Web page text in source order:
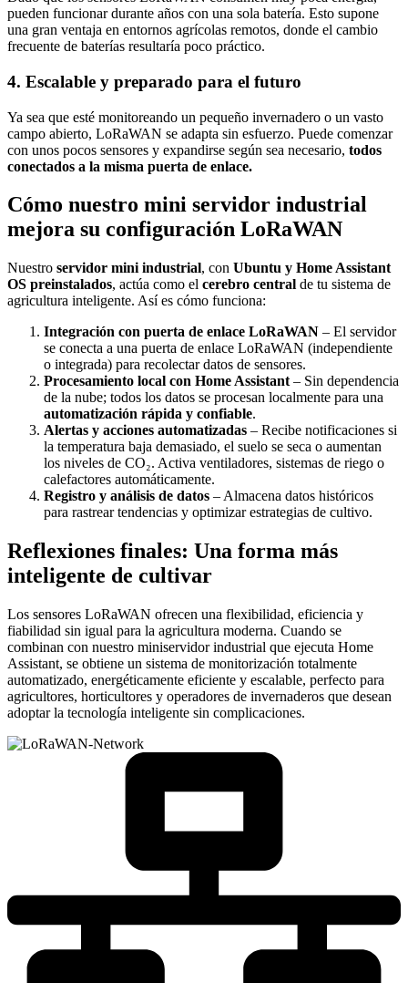
pueden funcionar durante años con una sola batería. Esto supone
una gran ventaja en entornos agrícolas remotos, donde el cambio
frecuente de baterías resultaría poco práctico.
4. Escalable y preparado para el futuro
Ya sea que esté monitoreando un pequeño invernadero o un vasto
campo abierto, LoRaWAN se adapta sin esfuerzo. Puede comenzar
con unos pocos sensores y expandirse según sea necesario, todos
conectados a la misma puerta de enlace.
Cómo nuestro mini servidor industrial
mejora su configuración LoRaWAN
Nuestro servidor mini industrial, con Ubuntu y Home Assistant
OS preinstalados, actúa como el cerebro central de tu sistema de
agricultura inteligente. Así es cómo funciona:
Integración con puerta de enlace LoRaWAN – El servidor
se conecta a una puerta de enlace LoRaWAN (independiente
o integrada) para recolectar datos de sensores.
Procesamiento local con Home Assistant – Sin dependencia
de la nube; todos los datos se procesan localmente para una
automatización rápida y confiable.
Alertas y acciones automatizadas – Recibe notificaciones si
la temperatura baja demasiado, el suelo se seca o aumentan
los niveles de CO₂. Activa ventiladores, sistemas de riego o
calefactores automáticamente.
Registro y análisis de datos – Almacena datos históricos
para rastrear tendencias y optimizar estrategias de cultivo.
Reflexiones finales: Una forma más
inteligente de cultivar
Los sensores LoRaWAN ofrecen una flexibilidad, eficiencia y
fiabilidad sin igual para la agricultura moderna. Cuando se
combinan con nuestro miniservidor industrial que ejecuta Home
Assistant, se obtiene un sistema de monitorización totalmente
automatizado, energéticamente eficiente y escalable, perfecto para
agricultores, horticultores y operadores de invernaderos que desean
adoptar la tecnología inteligente sin complicaciones.